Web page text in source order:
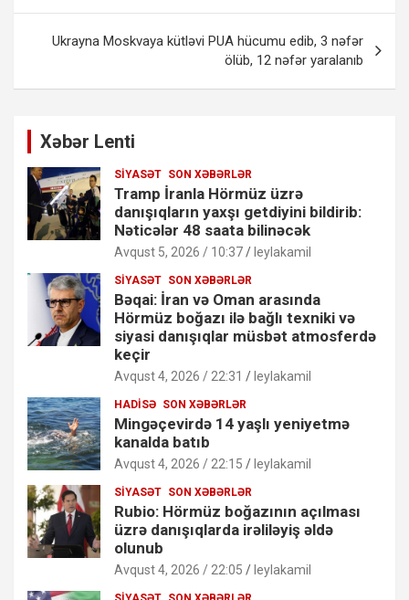
Ukrayna Moskvaya kütləvi PUA hücumu edib, 3 nəfər
ölüb, 12 nəfər yaralanıb
Xəbər Lenti
SIYASƏT SON XƏBƏRLƏR
Tramp İranla Hörmüz üzrə
danışıqların yaxşı getdiyini bildirib:
Nəticələr 48 saata bilinəcək
Avqust 5, 2026 / 10:37 leylakamil
SIYASƏT SON XƏBƏRLƏR
Bəqai: İran və Oman arasında
Hörmüz boğazı ilə bağlı texniki və
siyasi danışıqlar müsbət atmosferdə
keçir
Avqust 4, 2026 / 22:31 leylakamil
HADISƏ SON XƏBƏRLƏR
Mingəçevirdə 14 yaşlı yeniyetmə
kanalda batıb
Avqust 4, 2026 / 22:15 leylakamil
SIYASƏT SON XƏBƏRLƏR
Rubio: Hörmüz boğazının açılması
üzrə danışıqlarda irəliləyiş əldə
olunub
Avqust 4, 2026 / 22:05 leylakamil